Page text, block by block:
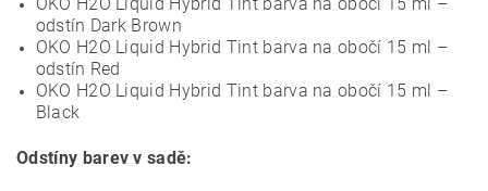
odstín Dark Brown
OKO H2O Liquid Hybrid Tint barva na obočí 15 ml –
odstín Red
OKO H2O Liquid Hybrid Tint barva na obočí 15 ml –
Black
Odstíny barev v sadě: